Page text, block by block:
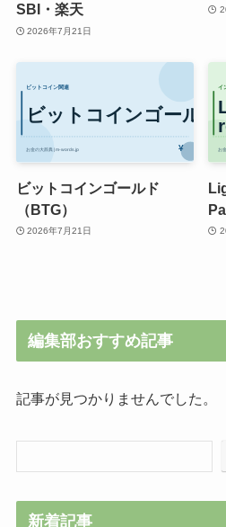
SBI・楽天
2026年7月21日
ビットコインゴールド
（BTG）
2026年7月21日
編集部おすすめ記事
記事が見つかりませんでした。
新着記事